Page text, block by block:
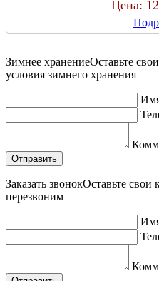
Цена:
Зимнее хранениеОставьте
условия зимнего хранения
Заказать звонокОставьте
перезвоним